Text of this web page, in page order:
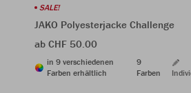
SALE!
JAKO Polyesterjacke Challenge
ab CHF 50.00
in 9 verschiedenen
Farben erhältlich
9
Farben